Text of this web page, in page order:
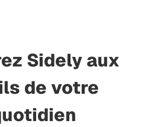
Sidely aux
de votre